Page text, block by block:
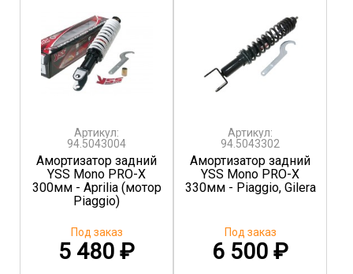
Артикул:
94.5043004
Амортизатор задний
YSS Mono PRO-X
300мм - Aprilia (мотор
Piaggio)
5 480 ₽
Под заказ
Артикул:
94.5043302
Амортизатор задний
YSS Mono PRO-X
330мм - Piaggio, Gilera
6 500₽
Под заказ